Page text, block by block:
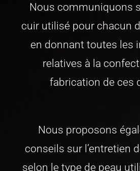
Nous communiquons
cuir utilisé pour chacun
en donnant toutes les
relatives à la
fabrication de ces
Nous proposons
conseils sur l’entretien
selon le type de peau